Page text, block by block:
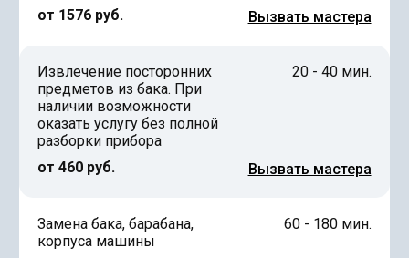
от 1576 руб.
Вызвать мастера
Извлечение посторонних
предметов из бака. При
наличии возможности
оказать услугу без полной
разборки прибора
от 460 руб.
20 - 40 мин.
Вызвать мастера
Замена бака, барабана,
корпуса машины
60 - 180 мин.